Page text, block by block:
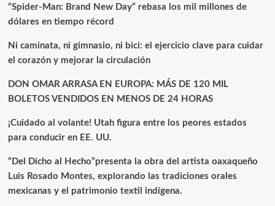
“Spider-Man: Brand New Day” rebasa los mil millones de
dólares en tiempo récord
Ni caminata, ni gimnasio, ni bici: el ejercicio clave para cuidar
el corazón y mejorar la circulación
DON OMAR ARRASA EN EUROPA: MÁS DE 120 MIL
BOLETOS VENDIDOS EN MENOS DE 24 HORAS
¡Cuidado al volante! Utah figura entre los peores estados
para conducir en EE. UU.
“Del Dicho al Hecho”presenta la obra del artista oaxaqueño
Luis Rosado Montes, explorando las tradiciones orales
mexicanas y el patrimonio textil indígena.